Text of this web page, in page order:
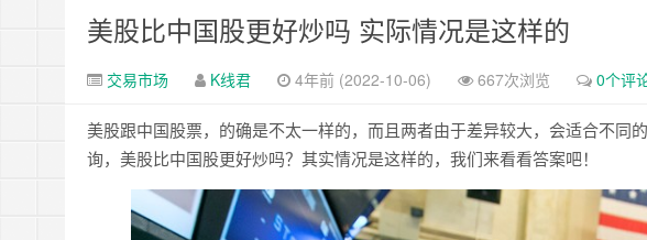
美股比中国股更好炒吗 实际情况是这样的
交易市场 K线君 4年前 (2022-10-06) 667次浏览 0个评
美股跟中国股票，的确是不太一样的，而且两者由于差异较大，会适合不同
询，美股比中国股更好炒吗？其实情况是这样的，我们来看看答案吧！